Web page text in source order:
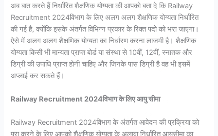
अब बात करते हैं निर्धारित शैक्षणिक योग्यता की आपको बता दे कि Railway
Recruitment 2024विभाग के लिए अलग अलग शैक्षणिक योग्यता निर्धारित
की गई है, क्योंकि इसके अंतर्गत विभिन्न प्रकार के रिक्त पदो को भरा जाएगा।
ऐसे में अलग अलग शैक्षणिक योग्यता का निर्धारण करना लाजमी है। शैक्षणिक
योग्यता किसी भी मान्यता प्राप्त बोर्ड या संस्था से 10वीं, 12वीं, स्नातक और
डिग्री की उपाधि प्राप्त होनी चाहिए और जिनके पास डिग्री है वह भी इसमें
अप्लाई कर सकते हैं।
Railway Recruitment 2024विभाग के लिए आयु सीमा
Railway Recruitment 2024विभाग के अंतर्गत आवेदन की प्रक्रिया को
पूरा करने के लिए आपको शैक्षणिक योग्यता के अलावा निर्धारित आयुसीमा का